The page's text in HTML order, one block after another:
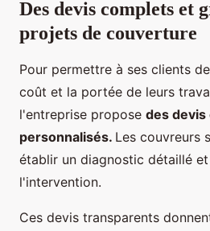
Des devis complets et
projets de couverture
Pour permettre à ses clients
coût et la portée de leurs
l'entreprise propose des
personnalisés. Les couvreurs
établir un diagnostic détaillé
l'intervention.
Ces devis transparents